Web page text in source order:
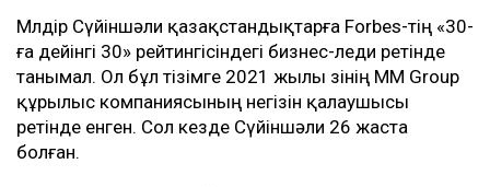
Мөлдір Сүйіншәли қазақстандықтарға Forbes-тің «30-
ға дейінгі 30» рейтингісіндегі бизнес-леди ретінде
танымал. Ол бұл тізімге 2021 жылы өзінің MM Group
құрылыс компаниясының негізін қалаушысы
ретінде енген. Сол кезде Сүйіншәли 26 жаста
болған.